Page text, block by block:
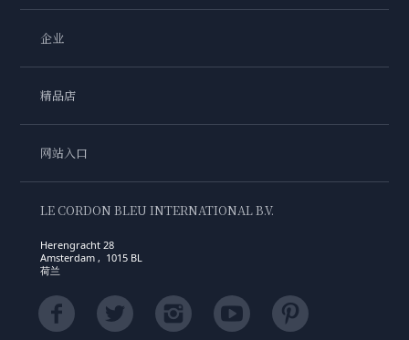
企业
精品店
网站入口
LE CORDON BLEU INTERNATIONAL B.V.
Herengracht 28
Amsterdam , 1015 BL
荷兰